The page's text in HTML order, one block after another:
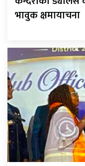
भावुक क्षमायाचना